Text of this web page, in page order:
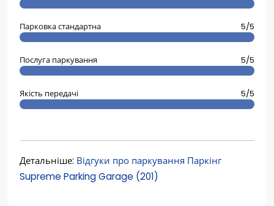
Парковка стандартна 5/5
Послуга паркування 5/5
Якість передачі 5/5
Детальніше: Відгуки про паркування Паркінг
Supreme Parking Garage (201)